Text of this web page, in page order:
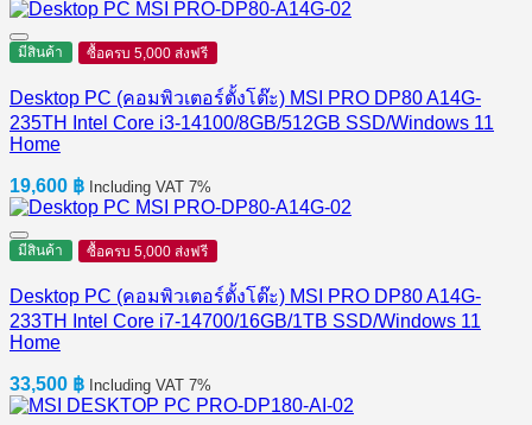
price
41,290 ฿.
price
40,700 ฿.
มีสินค้า ซื้อครบ 5,000 ส่งฟรี
Desktop PC (คอมพิวเตอร์ตั้งโต๊ะ) MSI PRO DP80 A14G-
235TH Intel Core i3-14100/8GB/512GB SSD/Windows 11
Home
19,600 ฿ Including VAT 7%
มีสินค้า ซื้อครบ 5,000 ส่งฟรี
Desktop PC (คอมพิวเตอร์ตั้งโต๊ะ) MSI PRO DP80 A14G-
233TH Intel Core i7-14700/16GB/1TB SSD/Windows 11
Home
33,500 ฿ Including VAT 7%